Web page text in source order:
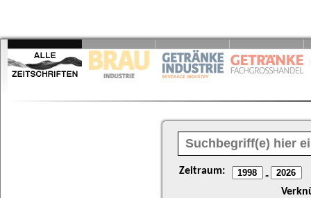
Zeitraum: -